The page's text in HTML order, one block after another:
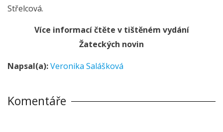
Střelcová.
Více informací čtěte v tištěném vydání
Žateckých novin
Napsal(a):Veronika Salášková
Komentáře